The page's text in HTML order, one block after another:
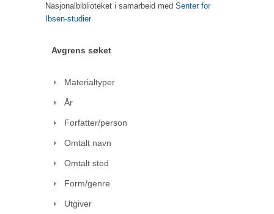
Nasjonalbiblioteket i samarbeid med Senter for
Ibsen-studier
Avgrens søket
Materialtyper
År
Forfatter/person
Omtalt navn
Omtalt sted
Form/genre
Utgiver